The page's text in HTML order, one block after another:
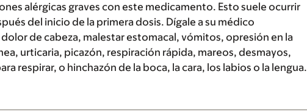
alérgicas graves con este medicamento. Esto suele ocurrir
del inicio de la primera dosis. Dígale a su médico
de cabeza, malestar estomacal, vómitos, opresión en la
urticaria, picazón, respiración rápida, mareos, desmayos,
respirar, o hinchazón de la boca, la cara, los labios o la lengua.